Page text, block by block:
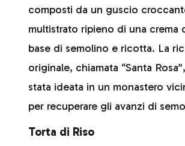
composti da un guscio
multistrato ripieno di una crema
base di semolino e ricotta. La
originale, chiamata “Santa
stata ideata in un monastero
per recuperare gli avanzi di
Torta di Riso